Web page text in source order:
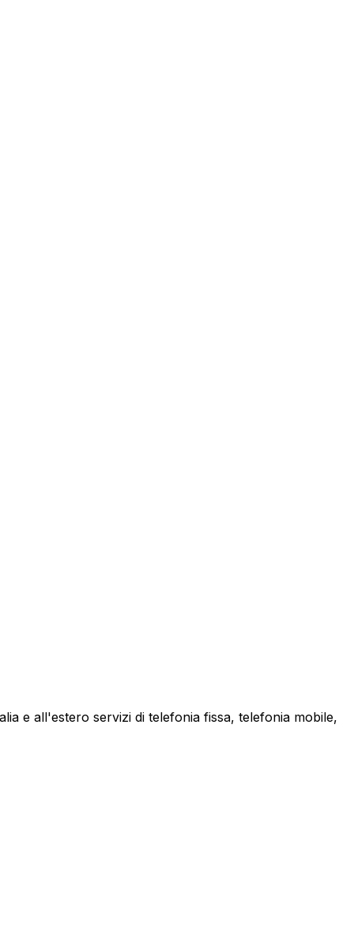
e all'estero servizi di telefonia fissa, telefonia mobile,